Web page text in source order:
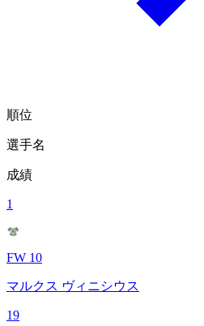
順位
選手名
成績
1
FW 10
マルクス ヴィニシウス
19